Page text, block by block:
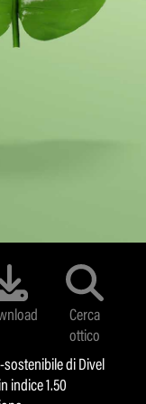
Cerca
ottico
di Divel
indice 1.50
Cerca
ottico
di Divel
indice 1.50